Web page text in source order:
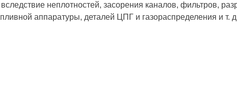
неплотностей, засорения каналов, фильтров,
аппаратуры, деталей ЦПГ и газораспределения и т.